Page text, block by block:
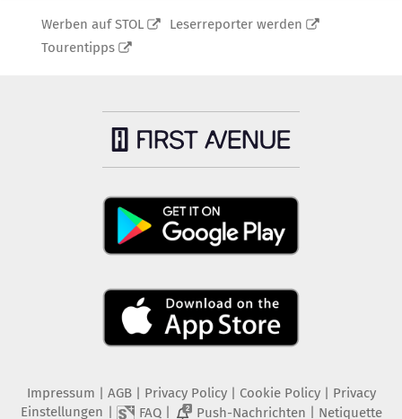
Werben auf STOL
Leserreporter werden
Tourentipps
Impressum AGB Privacy Policy| Cookie Policy| Privacy
Einstellungen
FAQ| 2 Push-Nachrichten Netiquette